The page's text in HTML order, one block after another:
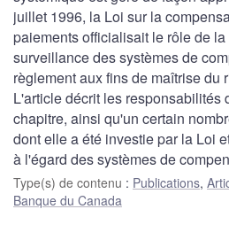
juillet 1996, la Loi sur la
paiements officialisait le rôle de
surveillance des systèmes de
règlement aux fins de maîtrise du
L'article décrit les responsabilités
chapitre, ainsi qu'un certain
dont elle a été investie par la Loi
à l'égard des systèmes de
Type(s) de contenu : Publications,
Banque du Canada